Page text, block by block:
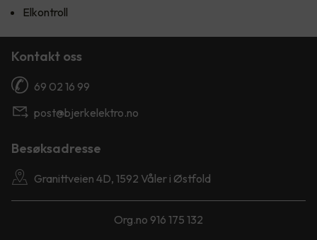
Elkontroll
Kontakt oss
69 02 16 99
post@bjerkelektro.no
Besøksadresse
Granittveien 4D, 1592 Våler i Østfold
Org.no 916 175 132